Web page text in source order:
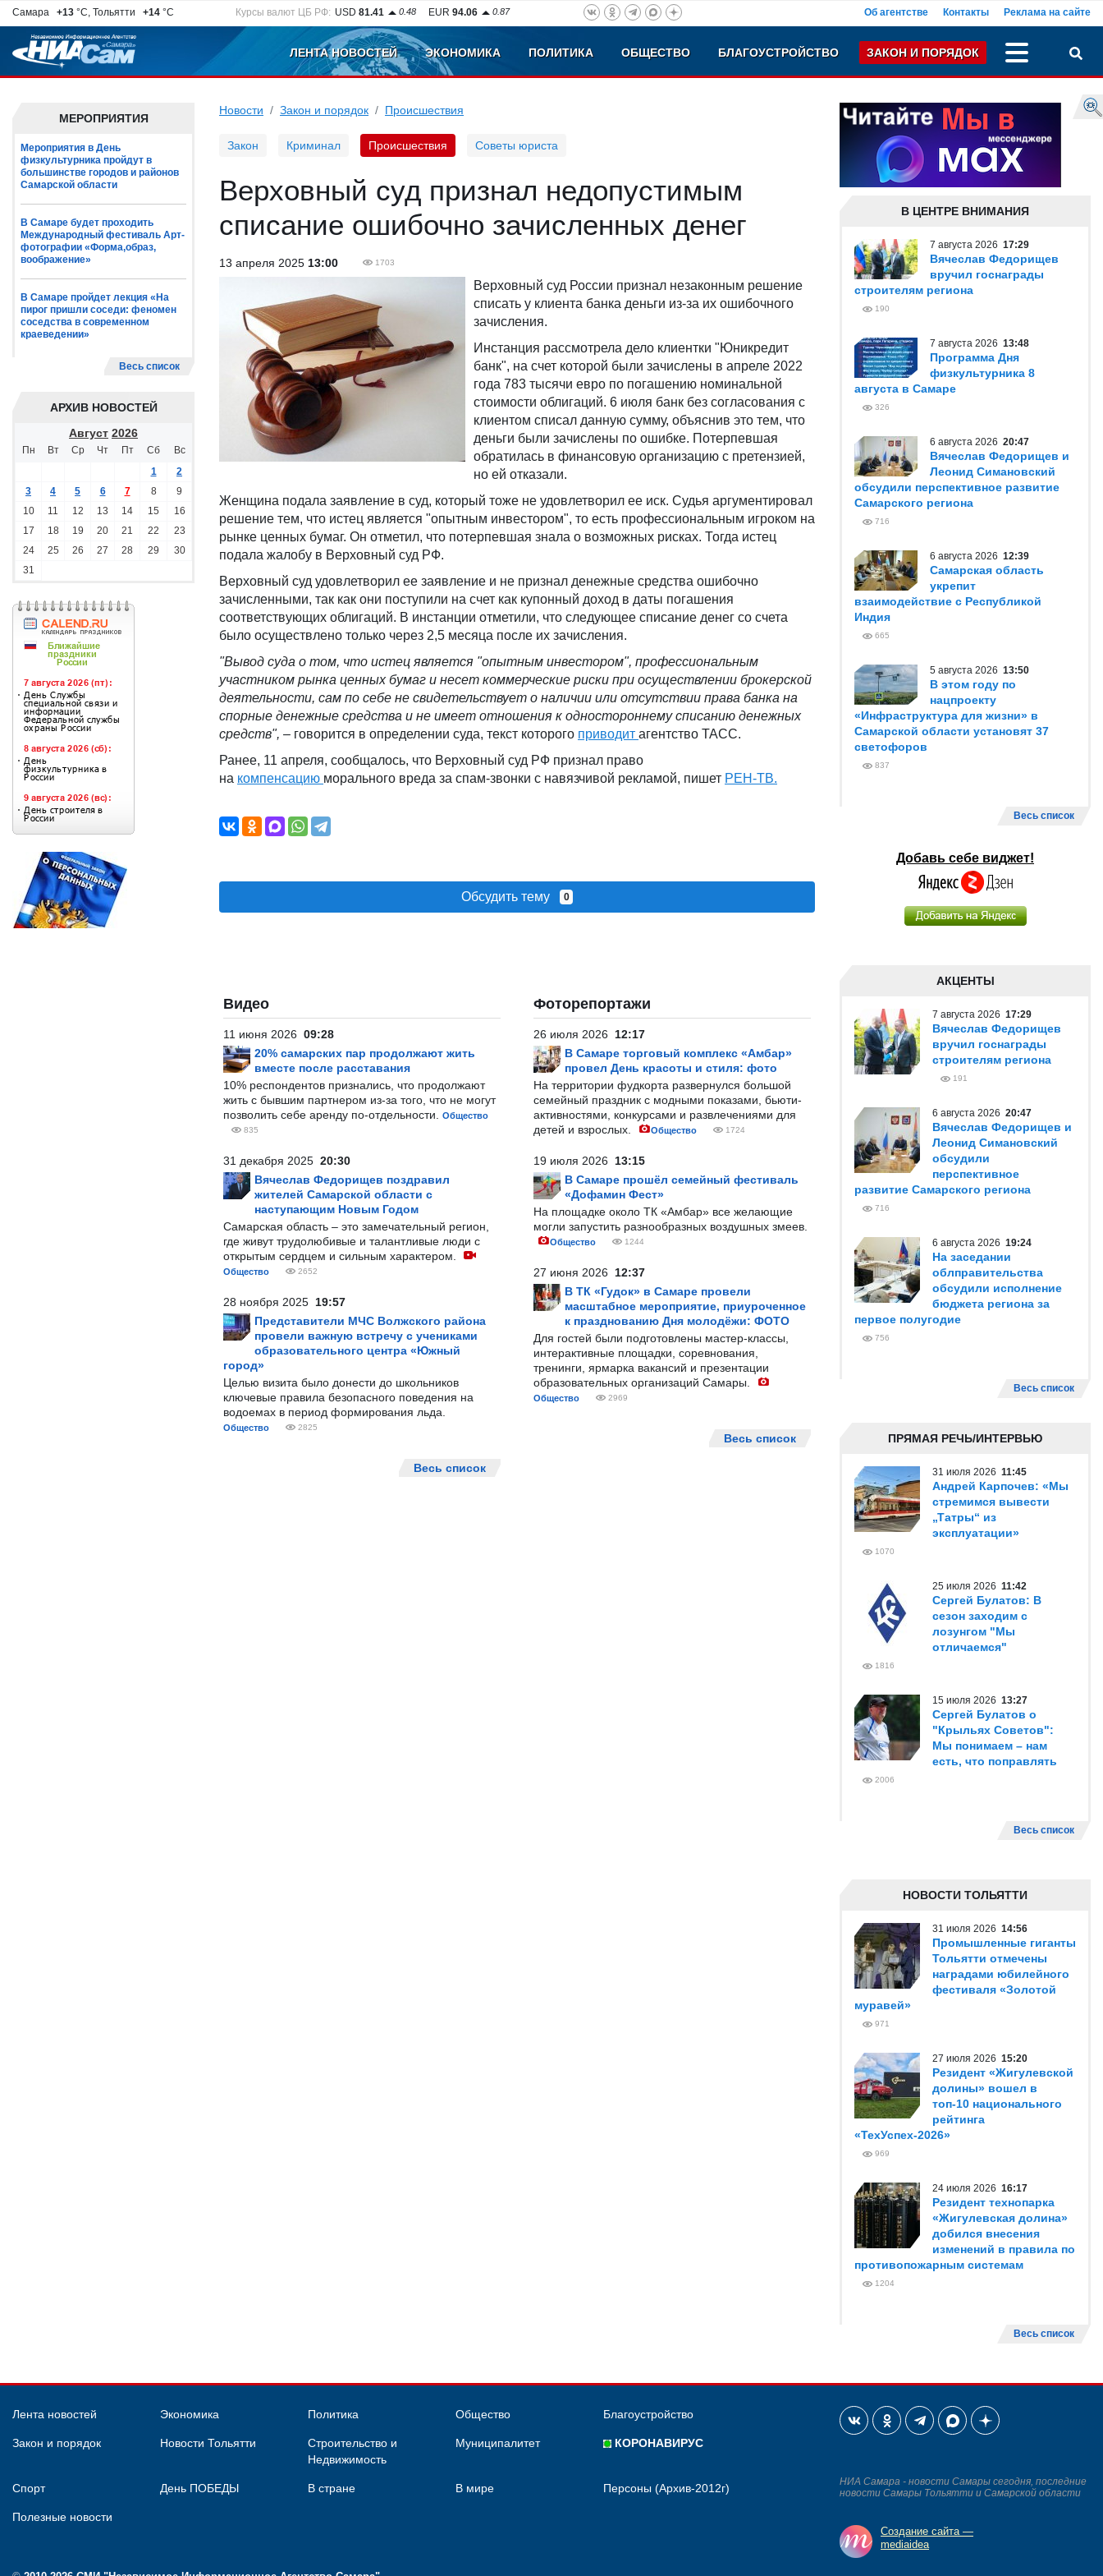
Самара +13 °C, Тольятти +14 °C Курсы валют ЦБ РФ: USD 81.41 0.48 EUR 94.06 0.87 Об агентстве Контакты Реклама на сайте
ЛЕНТА НОВОСТЕЙ ЭКОНОМИКА ПОЛИТИКА ОБЩЕСТВО БЛАГОУСТРОЙСТВО ЗАКОН И ПОРЯДОК
МЕРОПРИЯТИЯ
Мероприятия в День
физкультурника пройдут в
большинстве городов и районов
Самарской области
В Самаре будет проходить
Международный фестиваль Арт-
фотографии «Форма,образ,
воображение»
В Самаре пройдет лекция «На
пирог пришли соседи: феномен
соседства в современном
краеведении»
Весь список
АРХИВ НОВОСТЕЙ
Август 2026
Пн Вт Ср Чт Пт Сб
Вс
1
2
3
4 5 6 7 8
9
10
11 12 13 14 15
16
17
18 19 20 21 22
23
24
25 26 27 28 29
30
31
Новости Закон и порядок Происшествия
Закон Криминал Происшествия Советы юриста
Верховный суд признал недопустимым
списание ошибочно зачисленных денег
13 апреля 2025 13:00 1703
Верховный суд России признал незаконным решение
списать у клиента банка деньги из-за их ошибочного
зачисления.
Инстанция рассмотрела дело клиентки "Юникредит
банк", на счет которой были зачислены в апреле 2022
года 783 тысячи евро по погашению номинальной
стоимости облигаций. 6 июля банк без согласования с
клиентом списал данную сумму, объяснив это тем, что
деньги были зачислены по ошибке. Потерпевшая
обратилась в финансовую организацию с претензией,
но ей отказали.
Женщина подала заявление в суд, который тоже не удовлетворил ее иск. Судья аргументировал
решение тем, что истец является "опытным инвестором", то есть профессиональным игроком на
рынке ценных бумаг. Он отметил, что потерпевшая знала о возможных рисках. Тогда истец
подала жалобу в Верховный суд РФ.
Верховный суд удовлетворил ее заявление и не признал денежные средства ошибочно
зачисленными, так как они поступили на счет как купонный доход в даты погашения
соответствующих облигаций. В инстанции отметили, что следующее списание денег со счета
было осуществлено только через 2,5 месяца после их зачисления.
"Вывод суда о том, что истец является "опытным инвестором", профессиональным
участником рынка ценных бумаг и несет коммерческие риски при осуществлении брокерской
деятельности, сам по себе не свидетельствует о наличии или отсутствии права банка на
спорные денежные средства и не имеет отношения к одностороннему списанию денежных
средств", – говорится в определении суда, текст которого приводит агентство ТАСС.
Ранее, 11 апреля, сообщалось, что Верховный суд РФ признал право
на компенсацию морального вреда за спам-звонки с навязчивой рекламой, пишет РЕН-ТВ.
Обсудить тему 0
Видео
11 июня 2026 09:28
20% самарских пар продолжают жить
вместе после расставания
10% респондентов признались, что продолжают
жить с бывшим партнером из-за того, что не могут
позволить себе аренду по-отдельности.
Общество
835
31 декабря 2025 20:30
Вячеслав Федорищев поздравил
жителей Самарской области с
наступающим Новым Годом
Самарская область – это замечательный регион,
где живут трудолюбивые и талантливые люди с
открытым сердцем и сильным характером.
Общество 2652
28 ноября 2025 19:57
Представители МЧС Волжского района
провели важную встречу с учениками
образовательного центра «Южный
город»
Целью визита было донести до школьников
ключевые правила безопасного поведения на
водоемах в период формирования льда.
Общество 2825
Весь список
Фоторепортажи
26 июля 2026 12:17
В Самаре торговый комплекс «Амбар»
провел День красоты и стиля: фото
На территории фудкорта развернулся большой
семейный праздник с модными показами, бьюти-
активностями, конкурсами и развлечениями для
детей и взрослых.
Общество 1724
19 июля 2026 13:15
В Самаре прошёл семейный фестиваль
«Дофамин Фест»
На площадке около ТК «Амбар» все желающие
могли запустить разнообразных воздушных змеев.
Общество 1244
27 июня 2026 12:37
В ТК «Гудок» в Самаре провели
масштабное мероприятие, приуроченное
к празднованию Дня молодёжи: ФОТО
Для гостей были подготовлены мастер-классы,
интерактивные площадки, соревнования,
тренинги, ярмарка вакансий и презентации
образовательных организаций Самары.
Общество 2969
Весь список
В ЦЕНТРЕ ВНИМАНИЯ
7 августа 2026 17:29
Вячеслав Федорищев
вручил госнаграды
строителям региона
190
7 августа 2026 13:48
Программа Дня
физкультурника 8
августа в Самаре
326
6 августа 2026 20:47
Вячеслав Федорищев и
Леонид Симановский
обсудили перспективное развитие
Самарского региона
716
6 августа 2026 12:39
Самарская область
укрепит
взаимодействие с Республикой
Индия
665
5 августа 2026 13:50
В этом году по
нацпроекту
«Инфраструктура для жизни» в
Самарской области установят 37
светофоров
837
Весь список
Добавь себе виджет!
АКЦЕНТЫ
7 августа 2026 17:29
Вячеслав Федорищев
вручил госнаграды
строителям региона
191
6 августа 2026 20:47
Вячеслав Федорищев и
Леонид Симановский
обсудили
перспективное
развитие Самарского региона
716
6 августа 2026 19:24
На заседании
облправительства
обсудили исполнение
бюджета региона за
первое полугодие
756
Весь список
ПРЯМАЯ РЕЧЬ/ИНТЕРВЬЮ
31 июля 2026 11:45
Андрей Карпочев: «Мы
стремимся вывести
„Татры“ из
эксплуатации»
1070
25 июля 2026 11:42
Сергей Булатов: В
сезон заходим с
лозунгом "Мы
отличаемся"
1816
15 июля 2026 13:27
Сергей Булатов о
"Крыльях Советов":
Мы понимаем – нам
есть, что поправлять
2006
Весь список
НОВОСТИ ТОЛЬЯТТИ
31 июля 2026 14:56
Промышленные гиганты
Тольятти отмечены
наградами юбилейного
фестиваля «Золотой
муравей»
971
27 июля 2026 15:20
Резидент «Жигулевской
долины» вошел в
топ-10 национального
рейтинга
«ТехУспех-2026»
969
24 июля 2026 16:17
Резидент технопарка
«Жигулевская долина»
добился внесения
изменений в правила по
противопожарным системам
1204
Весь список
Лента новостей Экономика Политика Общество Благоустройство
Закон и порядок Новости Тольятти
Строительство и
Недвижимость
Муниципалитет КОРОНАВИРУС
Спорт День ПОБЕДЫ В стране В мире Персоны (Архив-2012г)
Полезные новости
НИА Самара - новости Самары сегодня, последние
новости Самары Тольятти и Самарской области
Создание сайта —
mediaidea